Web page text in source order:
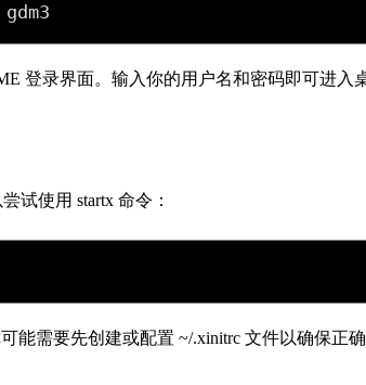
gdm3
登录界面。输入你的用户名和密码即可进入
试使用 startx 命令：
能需要先创建或配置 ~/.xinitrc 文件以确保正